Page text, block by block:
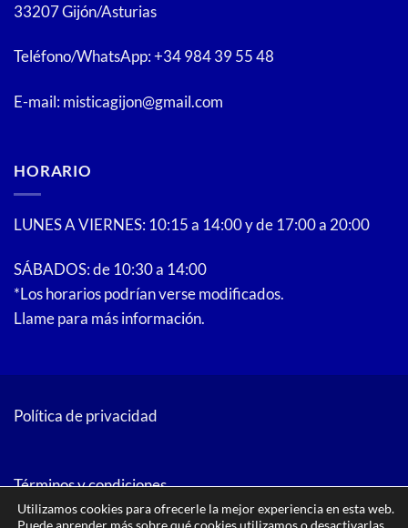
33207 Gijón/Asturias
Teléfono/WhatsApp: +34 984 39 55 48
E-mail: misticagijon@gmail.com
HORARIO
LUNES A VIERNES: 10:15 a 14:00 y de 17:00 a 20:00
SÁBADOS: de 10:30 a 14:00
*Los horarios podrían verse modificados.
Llame para más información.
Política de privacidad
Términos y condiciones
Utilizamos cookies para ofrecerle la mejor experiencia en esta web.
Puede aprender más sobre qué cookies utilizamos o desactivarlas